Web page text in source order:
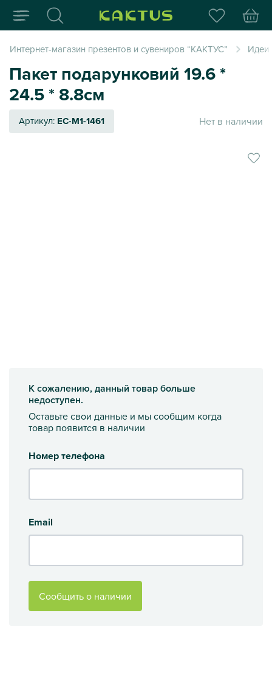
Интернет-магазин
Интернет-магазин презентов и сувениров “КАКТУС” Идеи
Пакет подарунковий 19.6 *
24.5 * 8.8см
Артикул: EC-M1-1461 Нет в наличии
К сожалению, данный товар больше
недоступен.
Оставьте свои данные и мы сообщим когда
товар появится в наличии
Номер телефона
Email
Сообщить о наличии